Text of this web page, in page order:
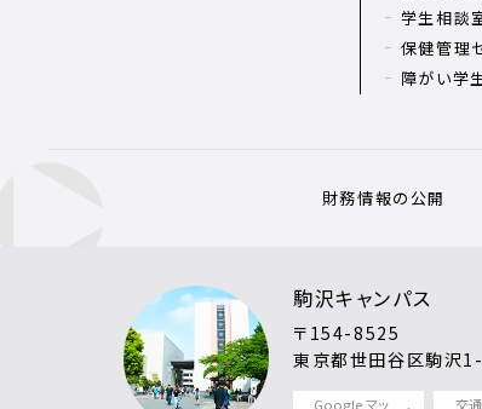
学生相談
保健管理
障がい学
財務情報の公開
駒沢キャンパス
〒154-8525
東京都世田谷区駒沢
Google マッ 交